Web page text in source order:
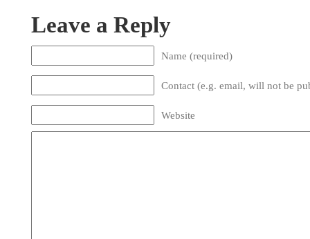
Leave a Reply
Name (required)
Contact (e.g. email, will not be
Website